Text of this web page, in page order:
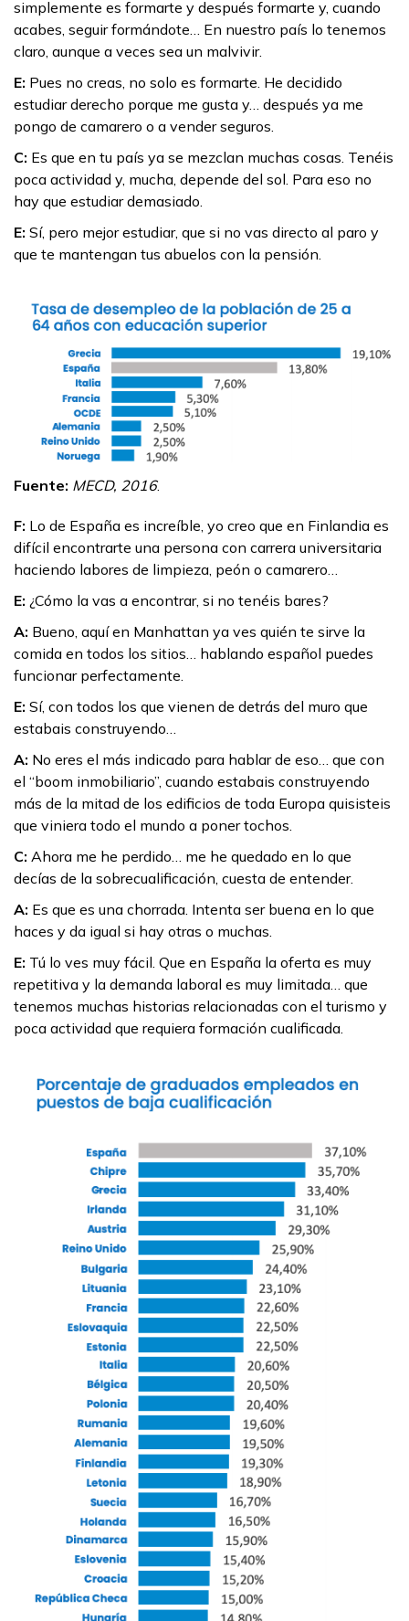
simplemente es formarte y después formarte y, cuando
acabes, seguir formándote… En nuestro país lo tenemos
claro, aunque a veces sea un malvivir.
E: Pues no creas, no solo es formarte. He decidido
estudiar derecho porque me gusta y… después ya me
pongo de camarero o a vender seguros.
C: Es que en tu país ya se mezclan muchas cosas. Tenéis
poca actividad y, mucha, depende del sol. Para eso no
hay que estudiar demasiado.
E: Sí, pero mejor estudiar, que si no vas directo al paro y
que te mantengan tus abuelos con la pensión.
Fuente: MECD, 2016.
F: Lo de España es increíble, yo creo que en Finlandia es
difícil encontrarte una persona con carrera universitaria
haciendo labores de limpieza, peón o camarero…
E: ¿Cómo la vas a encontrar, si no tenéis bares?
A: Bueno, aquí en Manhattan ya ves quién te sirve la
comida en todos los sitios… hablando español puedes
funcionar perfectamente.
E: Sí, con todos los que vienen de detrás del muro que
estabais construyendo…
A: No eres el más indicado para hablar de eso… que con
el “boom inmobiliario”, cuando estabais construyendo
más de la mitad de los edificios de toda Europa quisisteis
que viniera todo el mundo a poner tochos.
C: Ahora me he perdido… me he quedado en lo que
decías de la sobrecualificación, cuesta de entender.
A: Es que es una chorrada. Intenta ser buena en lo que
haces y da igual si hay otras o muchas.
E: Tú lo ves muy fácil. Que en España la oferta es muy
repetitiva y la demanda laboral es muy limitada… que
tenemos muchas historias relacionadas con el turismo y
poca actividad que requiera formación cualificada.